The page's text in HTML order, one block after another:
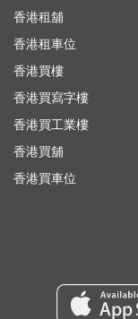
香港租舖
香港租車位
香港買樓
香港買寫字樓
香港買工業樓
香港買舖
香港買車位